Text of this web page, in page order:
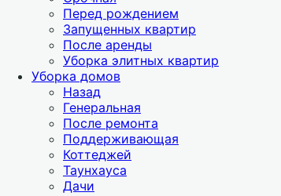
Перед рождением
Запущенных квартир
После аренды
Уборка элитных квартир
Уборка домов
Назад
Генеральная
После ремонта
Поддерживающая
Коттеджей
Таунхауса
Дачи